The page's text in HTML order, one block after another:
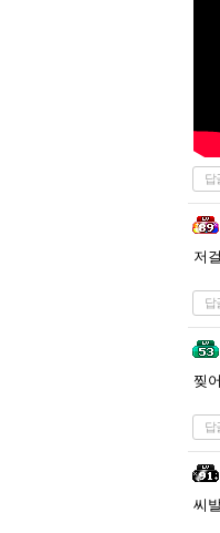
답
저
답
찢
답
씨